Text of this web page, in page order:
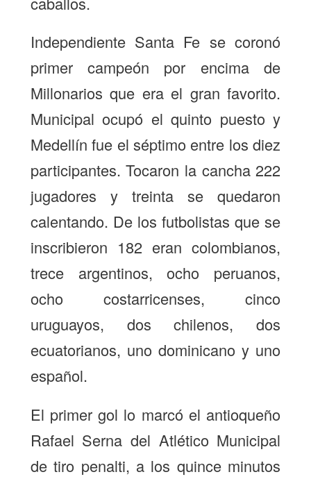
Independiente Santa Fe se coronó
primer campeón por encima de
Millonarios que era el gran favorito.
Municipal ocupó el quinto puesto y
Medellín fue el séptimo entre los diez
participantes. Tocaron la cancha 222
jugadores y treinta se quedaron
calentando. De los futbolistas que se
inscribieron 182 eran colombianos,
trece argentinos, ocho peruanos,
ocho costarricenses, cinco
uruguayos, dos chilenos, dos
ecuatorianos, uno dominicano y uno
español.
El primer gol lo marcó el antioqueño
Rafael Serna del Atlético Municipal
de tiro penalti, a los quince minutos